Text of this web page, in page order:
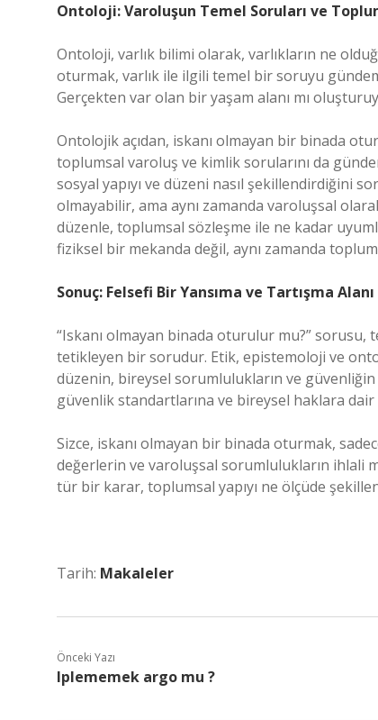
Ontoloji: Varoluşun Temel Soruları ve
Ontoloji, varlık bilimi olarak, varlıkların ne
oturmak, varlık ile ilgili temel bir soruyu
Gerçekten var olan bir yaşam alanı mı
Ontolojik açıdan, iskanı olmayan bir binada
toplumsal varoluş ve kimlik sorularını da
sosyal yapıyı ve düzeni nasıl şekillendirdiğini
olmayabilir, ama aynı zamanda varoluşsal
düzenle, toplumsal sözleşme ile ne kadar
fiziksel bir mekanda değil, aynı zamanda
Sonuç: Felsefi Bir Yansıma ve Tartışma Alanı
“Iskanı olmayan binada oturulur mu?” sorusu,
tetikleyen bir sorudur. Etik, epistemoloji ve
düzenin, bireysel sorumlulukların ve
güvenlik standartlarına ve bireysel haklara
Sizce, iskanı olmayan bir binada oturmak,
değerlerin ve varoluşsal sorumlulukların ihlali
tür bir karar, toplumsal yapıyı ne ölçüde
Tarih: Makaleler
Önceki Yazı
Iplememek argo mu ?